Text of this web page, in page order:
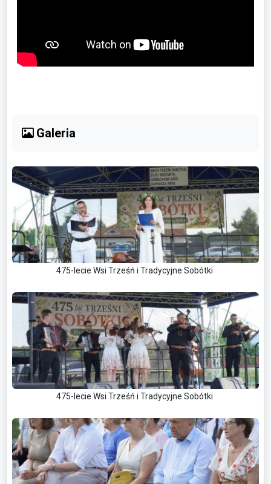
Galeria
475-lecie Wsi Trześń i Tradycyjne Sobótki
475-lecie Wsi Trześń i Tradycyjne Sobótki